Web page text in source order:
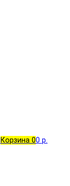
Корзина 00 р.